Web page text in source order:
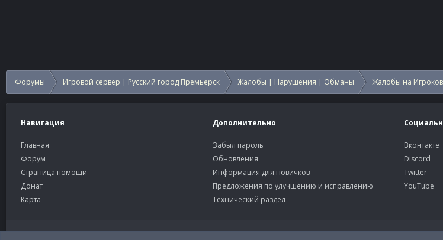
Форумы Игровой сервер | Русский город Премьерск Жалобы | Нарушения | Обманы Жалобы на Игроков
Навигация
Главная
Форум
Страница помощи
Донат
Карта
Дополнительно
Забыл пароль
Обновления
Информация для новичков
Предложения по улучшению и исправлению
Технический раздел
Вконтакте
Discord
Twitter
YouTube